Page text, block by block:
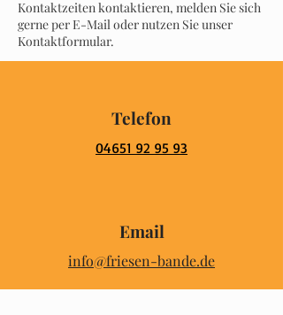
Kontaktzeiten kontaktieren, melden Sie sich
gerne per E-Mail oder nutzen Sie unser
Kontaktformular.
Telefon
04651 92 95 93
Email
info@friesen-bande.de